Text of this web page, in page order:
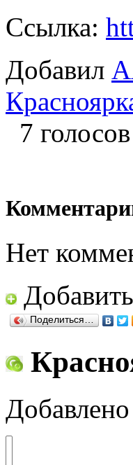
Ссылка:
Добавил
7 голосов
Нет
Поделиться…
Добавлено